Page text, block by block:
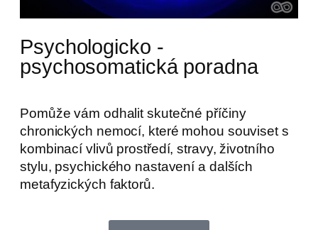
Psychologicko -
psychosomatická poradna
Pomůže vám odhalit skutečné příčiny
chronických nemocí, které mohou souviset s
kombinací vlivů prostředí, stravy, životního
stylu, psychického nastavení a dalších
metafyzických faktorů.